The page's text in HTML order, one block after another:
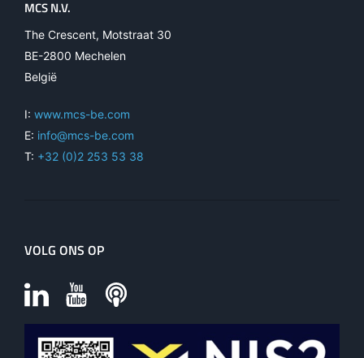
MCS N.V.
The Crescent, Motstraat 30
BE-2800 Mechelen
België
I: www.mcs-be.com
E: info@mcs-be.com
T: +32 (0)2 253 53 38
VOLG ONS OP